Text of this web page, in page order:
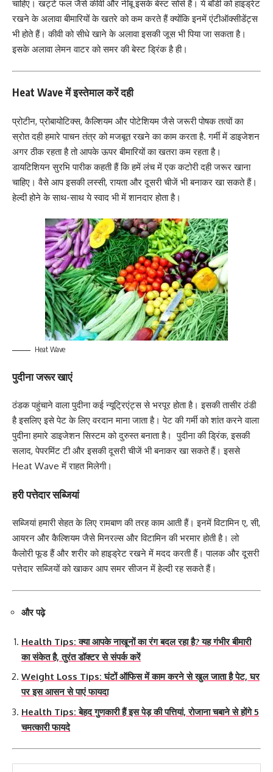
चाहिए। खट्टे फल जैसे कीवी और नींबू इसके बेस्ट सोर्स हैं। ये बॉडी को हाइड्रेट
रखने के अलावा बीमारियों के खतरे को कम करते हैं क्योंकि इनमें एंटीऑक्सीडेंट्स
भी होते हैं। कीवी को सीधे खाने के अलावा इसकी जूस भी पिया जा सकता है।
इसके अलावा लेमन वाटर को समर की बेस्ट ड्रिंक है ही।
Heat Wave में इस्तेमाल करें दही
प्रोटीन, प्रोबायोटिक्स, कैल्शियम और पोटेशियम जैसे जरूरी पोषक तत्वों का
स्रोत दही हमारे पाचन तंत्र को मजबूत रखने का काम करता है. गर्मी में डाइजेशन
अगर ठीक रहता है तो आपके ऊपर बीमारियों का खतरा कम रहता है।
डायटिशियन सुरभि पारीक कहती हैं कि हमें लंच में एक कटोरी दही जरूर खाना
चाहिए। वैसे आप इसकी लस्सी, रायता और दूसरी चीजें भी बनाकर खा सकते हैं।
हेल्दी होने के साथ-साथ ये स्वाद भी में शानदार होता है।
Heat Wave
पुदीना जरूर खाएं
ठंडक पहुंचाने वाला पुदीना कई न्यूट्रिएंट्स से भरपूर होता है। इसकी तासीर ठंडी
है इसलिए इसे पेट के लिए वरदान माना जाता है। पेट की गर्मी को शांत करने वाला
पुदीना हमारे डाइजेशन सिस्टम को दुरुस्त बनाता है। पुदीना की ड्रिंक, इसकी
सलाद, पेपरमिंट टी और इसकी दूसरी चीजें भी बनाकर खा सकते हैं। इससे
Heat Wave में राहत मिलेगी।
हरी पत्तेदार सब्जियां
सब्जियां हमारी सेहत के लिए रामबाण की तरह काम आती हैं। इनमें विटामिन ए, सी,
आयरन और कैल्शियम जैसे मिनरल्स और विटामिन की भरमार होती है। लो
कैलोरी फूड हैं और शरीर को हाइड्रेट रखने में मदद करती हैं। पालक और दूसरी
पत्तेदार सब्जियों को खाकर आप समर सीजन में हेल्दी रह सकते हैं।
और पढ़े
Health Tips: क्या आपके नाखूनों का रंग बदल रहा है? यह गंभीर बीमारी
का संकेत है, तुरंत डॉक्टर से संपर्क करें
Weight Loss Tips: घंटों ऑफिस में काम करने से खुल जाता है पेट, घर
पर इस आसन से पाएं फायदा
Health Tips: बेहद गुणकारी हैं इस पेड़ की पत्तियां, रोजाना चबाने से होंगे 5
चमत्कारी फायदे